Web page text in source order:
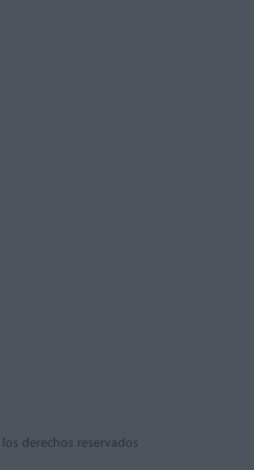
derechos reservados